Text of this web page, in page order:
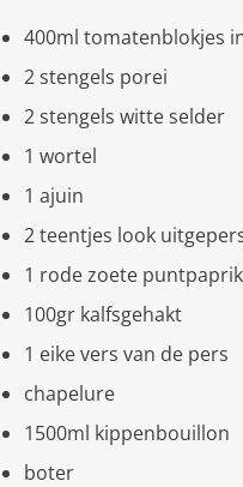
400ml tomatenblokjes
2 stengels porei
2 stengels witte selder
1 wortel
1 ajuin
2 teentjes look
1 rode zoete
100gr kalfsgehakt
1 eike vers van de pers
chapelure
1500ml kippenbouillon
boter